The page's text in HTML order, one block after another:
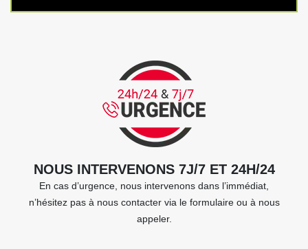
NOUS INTERVENONS 7J/7 ET 24H/24
En cas d’urgence, nous intervenons dans l’immédiat,
n’hésitez pas à nous contacter via le formulaire ou à nous
appeler.